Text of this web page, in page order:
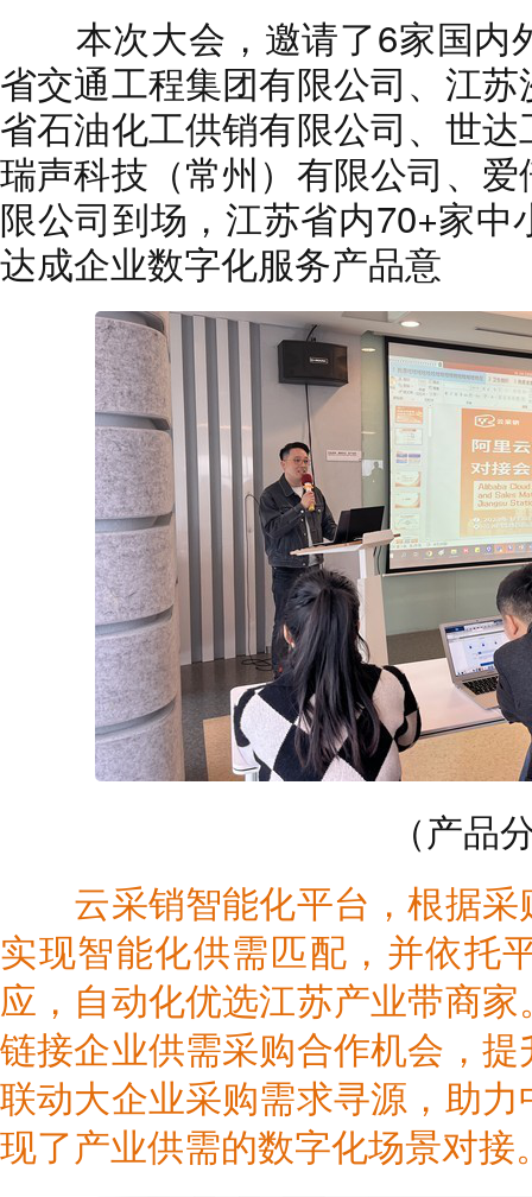
本次大会，邀请了6家国内
省交通工程集团有限公司、江
省石油化工供销有限公司、世
瑞声科技（常州）有限公司、
限公司到场，江苏省内70+家
达成企业数字化服务产品意
（产品
云采销智能化平台，根据采
实现智能化供需匹配，并依托
应，自动化优选江苏产业带商
链接企业供需采购合作机会，
联动大企业采购需求寻源，助
现了产业供需的数字化场景对接